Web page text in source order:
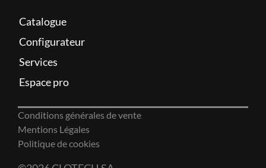
Catalogue
Configurateur
Services
Espace pro
Conditions générales de vente
Mentions Légales
Politique de cookies